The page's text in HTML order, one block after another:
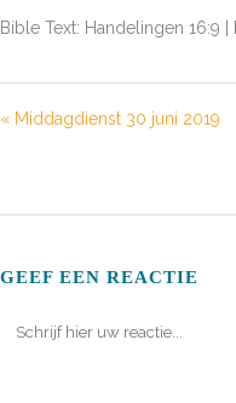
Bible Text: Handelingen 16:9
« Middagdienst 30 juni 2019
GEEF EEN REACTIE